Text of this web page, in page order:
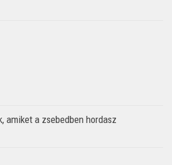
amiket a zsebedben hordasz